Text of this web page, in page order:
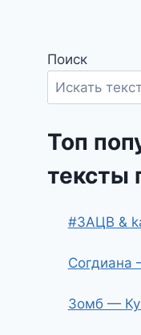
Поиск
Топ
тексты
#ЗАЦВ &
Согдиана
Зомб —